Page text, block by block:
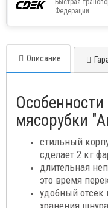
Быстрая
Федерации
Описание
Особенности
мясорубки
стильный
сделает 2 кг
длительная
это время
удобный отсек
хранения